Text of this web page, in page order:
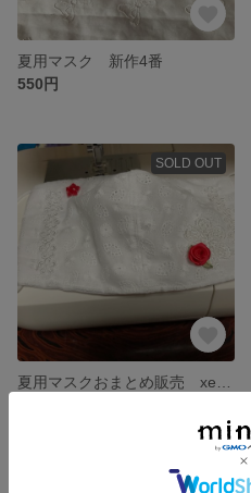
夏用マスク 新作4番
550円
SOLD OUT
SOLD OUT